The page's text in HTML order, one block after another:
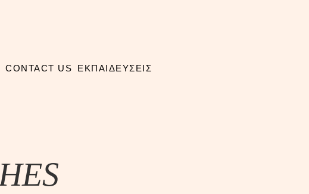
CONTACT US ΕΚΠΑΙΔΕΥΣΕΙΣ